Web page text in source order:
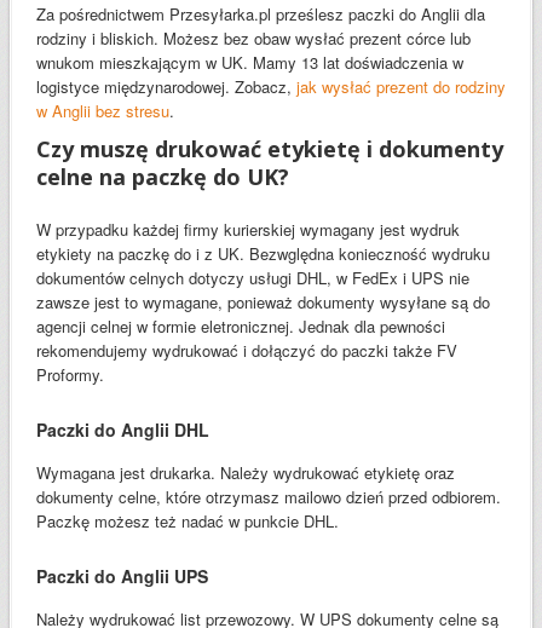
Za pośrednictwem Przesyłarka.pl prześlesz paczki do Anglii dla
rodziny i bliskich. Możesz bez obaw wysłać prezent córce lub
wnukom mieszkającym w UK. Mamy 13 lat doświadczenia w
logistyce międzynarodowej. Zobacz, jak wysłać prezent do rodziny
w Anglii bez stresu.
Czy muszę drukować etykietę i dokumenty
celne na paczkę do UK?
W przypadku każdej firmy kurierskiej wymagany jest wydruk
etykiety na paczkę do i z UK. Bezwględna konieczność wydruku
dokumentów celnych dotyczy usługi DHL, w FedEx i UPS nie
zawsze jest to wymagane, ponieważ dokumenty wysyłane są do
agencji celnej w formie eletronicznej. Jednak dla pewności
rekomendujemy wydrukować i dołączyć do paczki także FV
Proformy.
Paczki do Anglii DHL
Wymagana jest drukarka. Należy wydrukować etykietę oraz
dokumenty celne, które otrzymasz mailowo dzień przed odbiorem.
Paczkę możesz też nadać w punkcie DHL.
Paczki do Anglii UPS
Należy wydrukować list przewozowy. W UPS dokumenty celne są